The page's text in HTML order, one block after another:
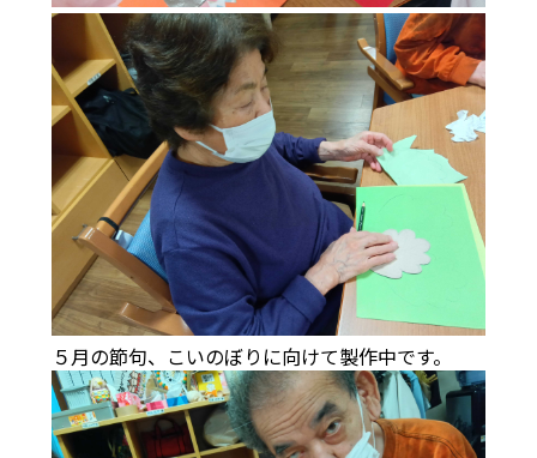
５月の節句、こいのぼりに向けて製作中です。